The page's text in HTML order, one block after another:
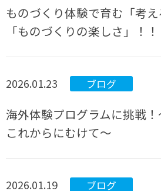
ものづくり体験で育む「考
「ものづくりの楽しさ」！！
2026.01.23 ブログ
海外体験プログラムに挑戦
これからにむけて～
2026.01.19 ブログ